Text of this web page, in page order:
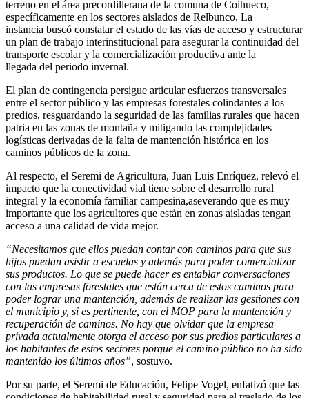
terreno en el área precordillerana de la comuna de Coihueco,
específicamente en los sectores aislados de Relbunco. La
instancia buscó constatar el estado de las vías de acceso y estructurar
un plan de trabajo interinstitucional para asegurar la continuidad del
transporte escolar y la comercialización productiva ante la
llegada del periodo invernal.
El plan de contingencia persigue articular esfuerzos transversales
entre el sector público y las empresas forestales colindantes a los
predios, resguardando la seguridad de las familias rurales que hacen
patria en las zonas de montaña y mitigando las complejidades
logísticas derivadas de la falta de mantención histórica en los
caminos públicos de la zona.
Al respecto, el Seremi de Agricultura, Juan Luis Enríquez, relevó el
impacto que la conectividad vial tiene sobre el desarrollo rural
integral y la economía familiar campesina,aseverando que es muy
importante que los agricultores que están en zonas aisladas tengan
acceso a una calidad de vida mejor.
“Necesitamos que ellos puedan contar con caminos para que sus
hijos puedan asistir a escuelas y además para poder comercializar
sus productos. Lo que se puede hacer es entablar conversaciones
con las empresas forestales que están cerca de estos caminos para
poder lograr una mantención, además de realizar las gestiones con
el municipio y, si es pertinente, con el MOP para la mantención y
recuperación de caminos. No hay que olvidar que la empresa
privada actualmente otorga el acceso por sus predios particulares a
los habitantes de estos sectores porque el camino público no ha sido
mantenido los últimos años”, sostuvo.
Por su parte, el Seremi de Educación, Felipe Vogel, enfatizó que las